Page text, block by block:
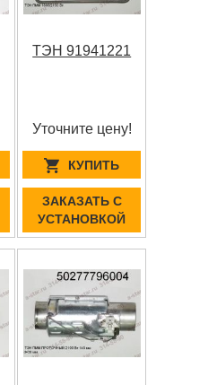
ТЭН 91941221
Уточните цену!
КУПИТЬ
ЗАКАЗАТЬ С
УСТАНОВКОЙ